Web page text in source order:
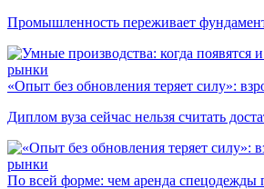
Промышленность переживает
рынки
«Опыт без обновления теряет силу»:
Диплом вуза сейчас нельзя считать
рынки
По всей форме: чем аренда спецодежды